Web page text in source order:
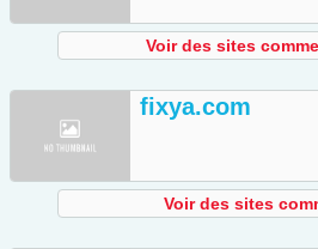
Voir des sites
fixya.com
Voir des sites